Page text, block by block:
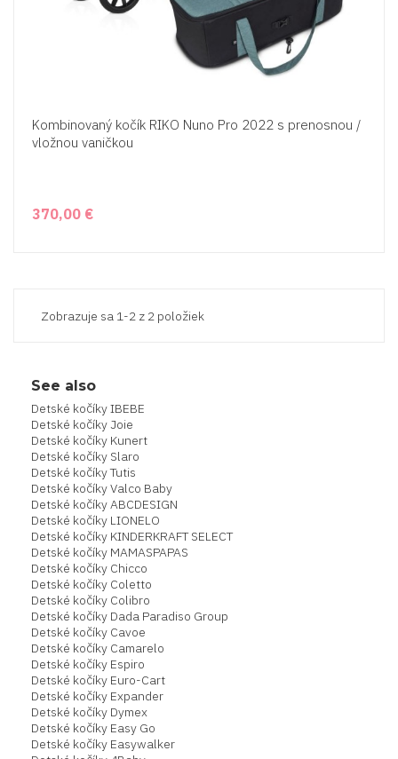
Kombinovaný kočík RIKO Nuno Pro 2022 s prenosnou /
vložnou vaničkou
370,00 €
Zobrazuje sa 1-2 z 2 položiek
See also
Detské kočíky IBEBE
Detské kočíky Joie
Detské kočíky Kunert
Detské kočíky Slaro
Detské kočíky Tutis
Detské kočíky Valco Baby
Detské kočíky ABCDESIGN
Detské kočíky LIONELO
Detské kočíky KINDERKRAFT SELECT
Detské kočíky MAMASPAPAS
Detské kočíky Chicco
Detské kočíky Coletto
Detské kočíky Colibro
Detské kočíky Dada Paradiso Group
Detské kočíky Cavoe
Detské kočíky Camarelo
Detské kočíky Espiro
Detské kočíky Euro-Cart
Detské kočíky Expander
Detské kočíky Dymex
Detské kočíky Easy Go
Detské kočíky Easywalker